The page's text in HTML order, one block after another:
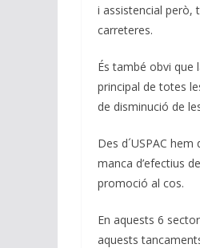
i assistencial però,
carreteres.
És també obvi que
principal de totes
de disminució de
Des d´USPAC
manca d’efectius
promoció al cos.
En aquests 6
aquests